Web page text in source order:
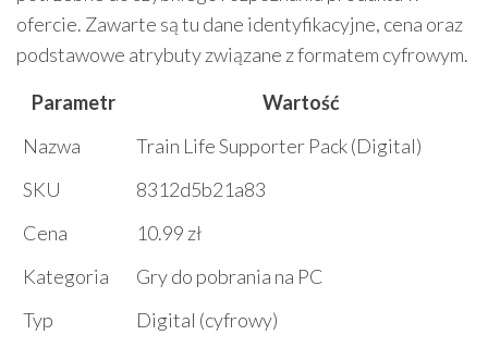
ofercie. Zawarte są tu dane identyfikacyjne, cena oraz
podstawowe atrybuty związane z formatem cyfrowym.
Parametr
Wartość
Nazwa
Train Life Supporter Pack (Digital)
SKU
8312d5b21a83
Cena
10.99 zł
Kategoria
Gry do pobrania na PC
Typ
Digital (cyfrowy)